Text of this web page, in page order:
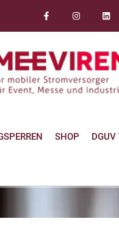
SHOP DGUV